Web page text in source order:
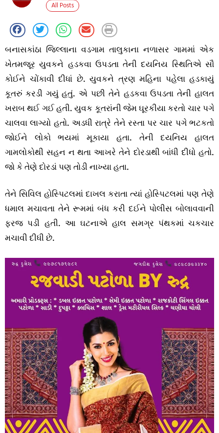
All Posts
બનાસકાંઠા જિલ્લાના વડગામ તાલુકાના નળાસર ગામમાં એક
ખેતમજૂર યુવકને હડકવા ઉપડતા તેની દયનિય સ્થિતિએ સૌ
કોઈને ચોંકાવી દીધાં છે. યુવકને ત્રણ મહિના પહેલા હડકાયું
કૂતરું કરડી ગયું હતું. એ પછી તેને હડકવા ઉપડતા તેની હાલત
ખરાબ થઈ ગઈ હતી. યુવક કૂતરાંની જેમ ઘૂરકીયા કરતો ચાર પગે
ચાલવા લાગ્યો હતો. અડધી રાત્રે તેને રસ્તા પર ચાર પગે ભટકતો
જોઈને લોકો ભયમાં મૂકાયા હતા. તેની દયનિય હાલત
ગામલોકોથી સહન ન થતા આખરે તેને દોરડાથી બાંધી દીધો હતો.
જો કે તેણે દોરડાં પણ તોડી નાખ્યા હતા.
તેને સિવિલ હોસ્પિટલમાં દાખલ કરાતા ત્યાં હોસ્પિટલમાં પણ તેણે
ધમાલ મચાવતા તેને રૂમમાં બંધ કરી દઈને પોલીસ બોલાવવાની
ફરજ પડી હતી. આ ઘટનાએ હાલ સમગ્ર પંથકમાં ચકચાર
મચાવી દીધી છે.